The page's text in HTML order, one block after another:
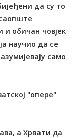
да су то
обичан човјек
научио да се
само
"опере"
а Хрвати да